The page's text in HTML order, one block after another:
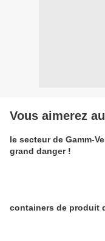
Vous aimerez
le secteur de Gamm-
grand danger !
containers de produit